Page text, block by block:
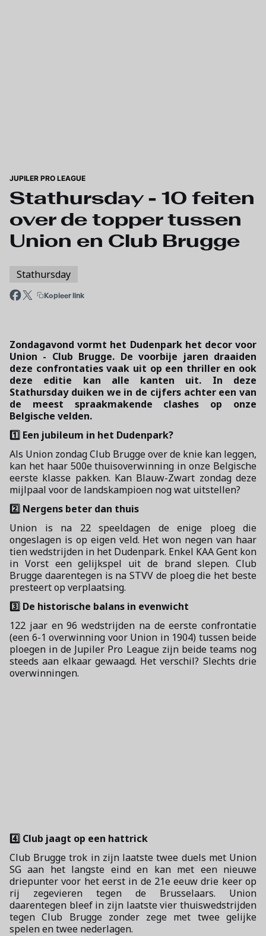
JUPILER PRO LEAGUE
Stathursday - 10 feiten
over de topper tussen
Union en Club Brugge
Stathursday
Kopieer link
Zondagavond vormt het Dudenpark het decor voor
Union - Club Brugge. De voorbije jaren draaiden
deze confrontaties vaak uit op een thriller en ook
deze editie kan alle kanten uit. In deze
Stathursday duiken we in de cijfers achter een van
de meest spraakmakende clashes op onze
Belgische velden.
1️⃣ Een jubileum in het Dudenpark?
Als Union zondag Club Brugge over de knie kan leggen,
kan het haar 500e thuisoverwinning in onze Belgische
eerste klasse pakken. Kan Blauw-Zwart zondag deze
mijlpaal voor de landskampioen nog wat uitstellen?
2️⃣ Nergens beter dan thuis
Union is na 22 speeldagen de enige ploeg die
ongeslagen is op eigen veld. Het won negen van haar
tien wedstrijden in het Dudenpark. Enkel KAA Gent kon
in Vorst een gelijkspel uit de brand slepen. Club
Brugge daarentegen is na STVV de ploeg die het beste
presteert op verplaatsing.
3️⃣ De historische balans in evenwicht
122 jaar en 96 wedstrijden na de eerste confrontatie
(een 6-1 overwinning voor Union in 1904) tussen beide
ploegen in de Jupiler Pro League zijn beide teams nog
steeds aan elkaar gewaagd. Het verschil? Slechts drie
overwinningen.
4️⃣ Club jaagt op een hattrick
Club Brugge trok in zijn laatste twee duels met Union
SG aan het langste eind en kan met een nieuwe
driepunter voor het eerst in de 21e eeuw drie keer op
rij zegevieren tegen de Brusselaars. Union
daarentegen bleef in zijn laatste vier thuiswedstrijden
tegen Club Brugge zonder zege met twee gelijke
spelen en twee nederlagen.